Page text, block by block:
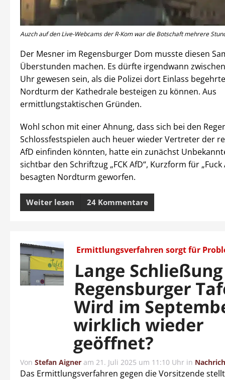
Auzch auf den Live-Webcams der R-Kom war die Botschaft mehrere
Der Mesner im Regensburger Dom musste diesen
Überstunden machen. Es dürfte irgendwann
Uhr gewesen sein, als die Polizei dort Einlass
Nordturm der Kathedrale besteigen zu können. Aus
ermittlungstaktischen Gründen.
Wohl schon mit einer Ahnung, dass sich bei den
Schlossfestspielen auch heuer wieder Vertreter der
AfD einfinden könnten, hatte ein zunächst
sichtbar den Schriftzug „FCK AfD“, Kurzform für „Fuck
besagten Nordturm geworfen.
Weiter lesen 24 Kommentare
Ermittlungsverfahren sorgt für
Lange
Regensburger
Wird im
wirklich wieder
geöffnet?
Von Stefan Aigner am 21. Juli 2025 um 11:10 Uhr in
Das Ermittlungsverfahren gegen die Vorsitzende